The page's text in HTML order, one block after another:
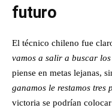
futuro
El técnico chileno fue
vamos a salir a buscar
piense en metas lejanas,
ganamos le restamos
victoria se podrían